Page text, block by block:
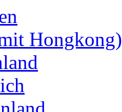
Hongkong)